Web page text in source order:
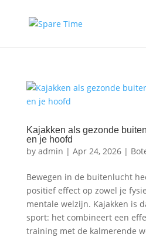
Kajakken als gezonde
en je hoofd
by admin | Apr 24, 2026|
Bewegen in de buitenlucht
positief effect op zowel je
mentale welzijn. Kajakken is
sport: het combineert een
training met de kalmerende